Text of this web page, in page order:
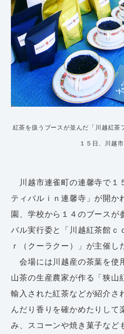
紅茶を扱うブースが並んだ「川越紅茶
１５日、川越
川越市連雀町の連馨寺で１
ティバルｉｎ連馨寺」が開か
園、学校から１４のブースが
バル実行委と「川越紅茶館
ｒ（クーラクー）」が主催し
会場には川越産の茶葉を使
山茶の生産農家が作る「狭山
輸入された紅茶などが紹介さ
んだり香りを確かめたりして
み、スコーンや焼き菓子など